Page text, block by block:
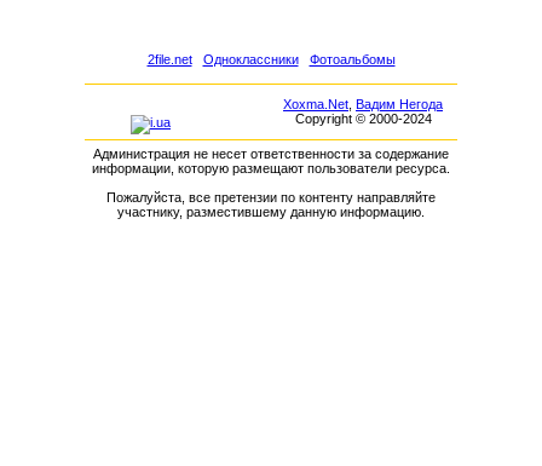
2file.net Одноклассники Фотоальбомы
Xoxma.Net Вадим Негода
Copyright © 2000-2024
Администрация не несет ответственности за содержание
информации, которую размещают пользователи ресурса.
Пожалуйста, все претензии по контенту направляйте
участнику, разместившему данную информацию.